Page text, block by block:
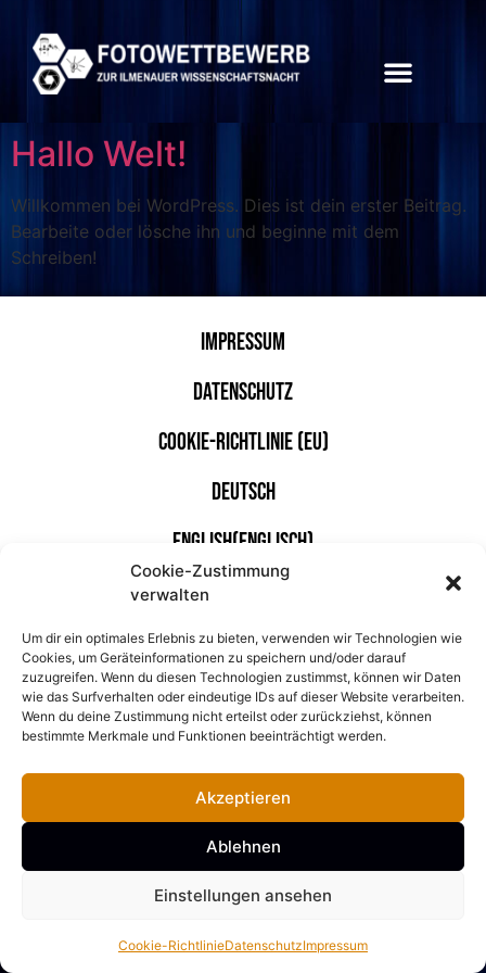
Cookie-Zustimmung
verwalten
Um dir ein optimales Erlebnis zu bieten, verwenden wir Technologien wie
Cookies, um Geräteinformationen zu speichern und/oder darauf
zuzugreifen. Wenn du diesen Technologien zustimmst, können wir Daten
wie das Surfverhalten oder eindeutige IDs auf dieser Website verarbeiten.
Wenn du deine Zustimmung nicht erteilst oder zurückziehst, können
bestimmte Merkmale und Funktionen beeinträchtigt werden.
Akzeptieren
Ablehnen
Einstellungen ansehen
Cookie-RichtlinieDatenschutzImpressum
Kategorie:
Unkategorisiert
Hallo Welt!
Willkommen bei WordPress. Dies ist dein erster Beitrag.
Bearbeite oder lösche ihn und beginne mit dem
Schreiben!
Impressum
Datenschutz
Cookie-Richtlinie (EU)
Deutsch
English(Englisch)
Mit freundlicher Unterstützung von